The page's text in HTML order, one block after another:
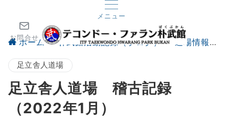
メニュー
お問合せ
ホーム 朴武館活動記録（ブログ） 道場情報
足立舎人道場
足立舎人道場 稽古記録
（2022年1月）